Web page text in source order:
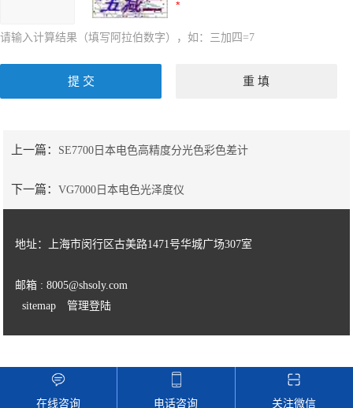
请输入计算结果（填写阿拉伯数字），如：三加四=7
上一篇： SE7700日本电色高精度分光色彩色差计
下一篇：VG7000日本电色光泽度仪
地址：上海市闵行区古美路1471号华城广场307室
邮箱 : 8005@shsoly.com
sitemap
管理登陆
在线咨询 电话咨询 关注微信